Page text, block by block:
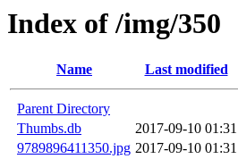
Index of /img/350
Name Last modified
Parent Directory
Thumbs.db
2017-09-10 01:31
9789896411350.jpg 2017-09-10 01:31